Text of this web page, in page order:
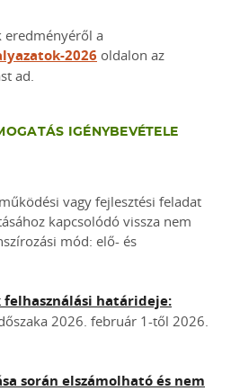
eredményéről a
2026 oldalon az
ad.
IGÉNYBEVÉTELE
vagy fejlesztési feladat
kapcsolódó vissza nem
mód: elő- és
felhasználási határideje:
2026. február 1-től 2026.
során elszámolható és nem